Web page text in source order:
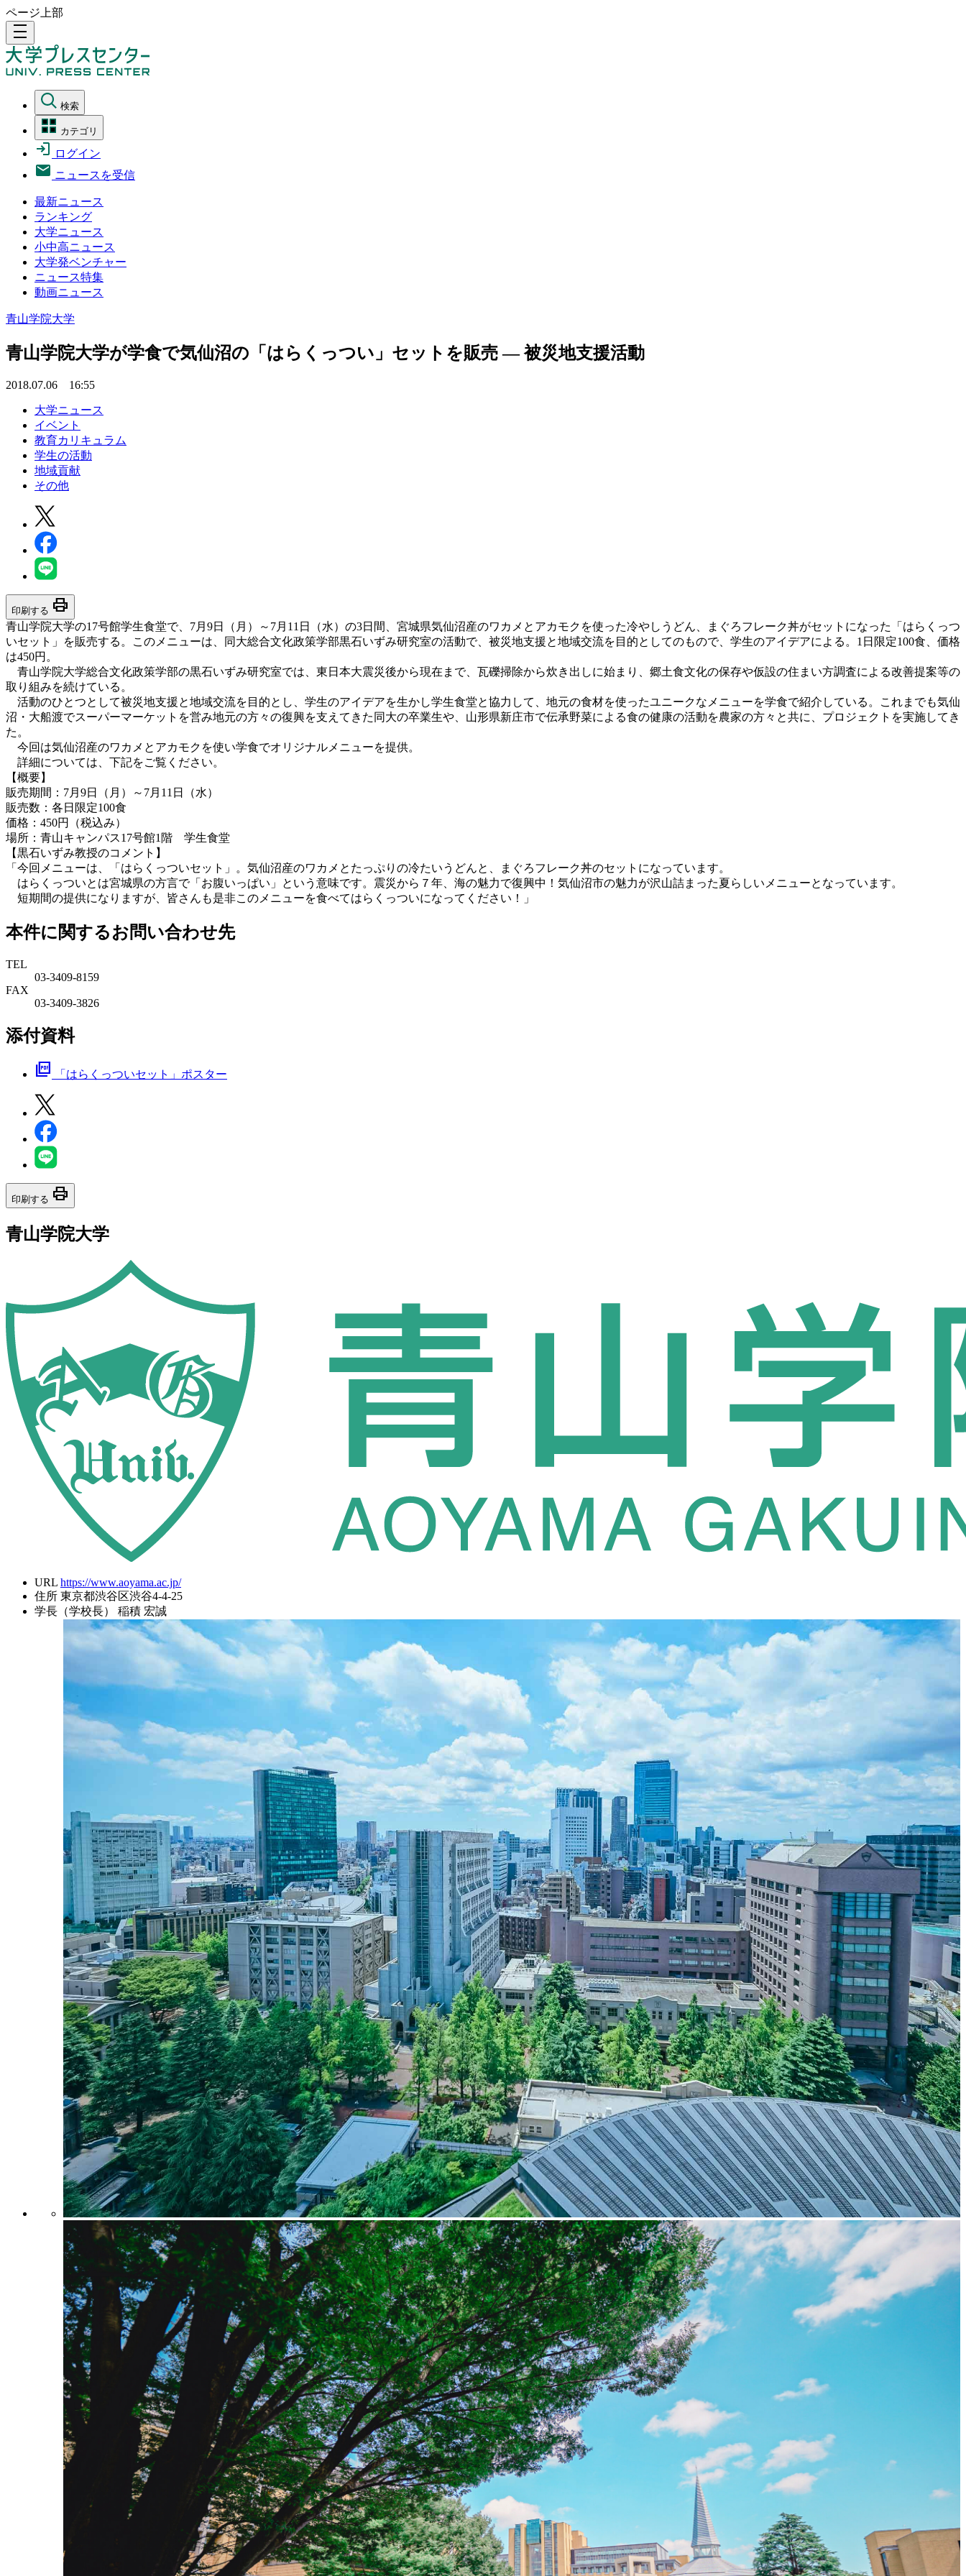
ページ上部
density_medium
検索
カテゴリ
ログイン
ニュースを受信
最新ニュース
ランキング
大学ニュース
小中高ニュース
大学発ベンチャー
ニュース特集
動画ニュース
青山学院大学
青山学院大学が学食で気仙沼の「はらくっつい」セットを販売 — 被災地支援活動
2018.07.06 16:55
大学ニュース
イベント
教育カリキュラム
学生の活動
地域貢献
その他
印刷する print
青山学院大学の17号館学生食堂で、7月9日（月）～7月11日（水）の3日間、宮城県気仙沼産のワカメとアカモクを使った冷やしうどん、まぐろフレーク丼がセットになった「はらくっつ
いセット」を販売する。このメニューは、同大総合文化政策学部黒石いずみ研究室の活動で、被災地支援と地域交流を目的としてのもので、学生のアイデアによる。1日限定100食、価格
は450円。
青山学院大学総合文化政策学部の黒石いずみ研究室では、東日本大震災後から現在まで、瓦礫掃除から炊き出しに始まり、郷土食文化の保存や仮設の住まい方調査による改善提案等の
取り組みを続けている。
活動のひとつとして被災地支援と地域交流を目的とし、学生のアイデアを生かし学生食堂と協力して、地元の食材を使ったユニークなメニューを学食で紹介している。これまでも気仙
沼・大船渡でスーパーマーケットを営み地元の方々の復興を支えてきた同大の卒業生や、山形県新庄市で伝承野菜による食の健康の活動を農家の方々と共に、プロジェクトを実施してき
た。
今回は気仙沼産のワカメとアカモクを使い学食でオリジナルメニューを提供。
詳細については、下記をご覧ください。
【概要】
販売期間：7月9日（月）～7月11日（水）
販売数：各日限定100食
価格：450円（税込み）
場所：青山キャンパス17号館1階 学生食堂
【黒石いずみ教授のコメント】
「今回メニューは、「はらくっついセット」。気仙沼産のワカメとたっぷりの冷たいうどんと、まぐろフレーク丼のセットになっています。
はらくっついとは宮城県の方言で「お腹いっぱい」という意味です。震災から７年、海の魅力で復興中！気仙沼市の魅力が沢山詰まった夏らしいメニューとなっています。
短期間の提供になりますが、皆さんも是非このメニューを食べてはらくっついになってください！」
本件に関するお問い合わせ先
TEL
03-3409-8159
FAX
03-3409-3826
添付資料
picture_as_pdf 「はらくっついセット」ポスター
印刷する print
青山学院大学
URL https://www.aoyama.ac.jp/
住所 東京都渋谷区渋谷4-4-25
学長（学校長）
稲積 宏誠